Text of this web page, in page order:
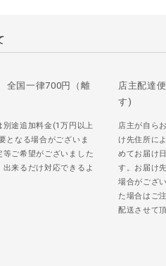
国一律700円（離
途追加料金(1万円以上
となる場合がございま
ご希望がございました
来るだけ対応できるよ
店主配達
す)
店主が自ら
け先住所に
めてお届け
す。お届け
場合がござ
た場合はご
配送させて